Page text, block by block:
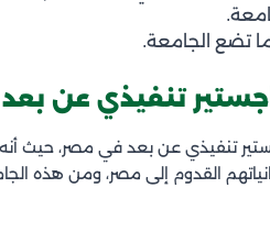
ما تضع الجامعة.
تنفيذي عن بعد
تنفيذي عن بعد في مصر، حيث
القدوم إلى مصر، ومن هذه